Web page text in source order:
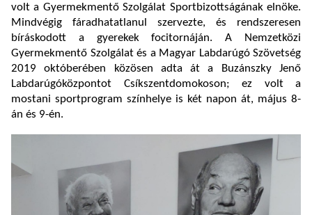
volt a Gyermekmentő Szolgálat Sportbizottságának elnöke.
Mindvégig fáradhatatlanul szervezte, és rendszeresen
bíráskodott a gyerekek focitornáján. A Nemzetközi
Gyermekmentő Szolgálat és a Magyar Labdarúgó Szövetség
2019 októberében közösen adta át a Buzánszky Jenő
Labdarúgóközpontot Csíkszentdomokoson; ez volt a
mostani sportprogram színhelye is két napon át, május 8-
án és 9-én.